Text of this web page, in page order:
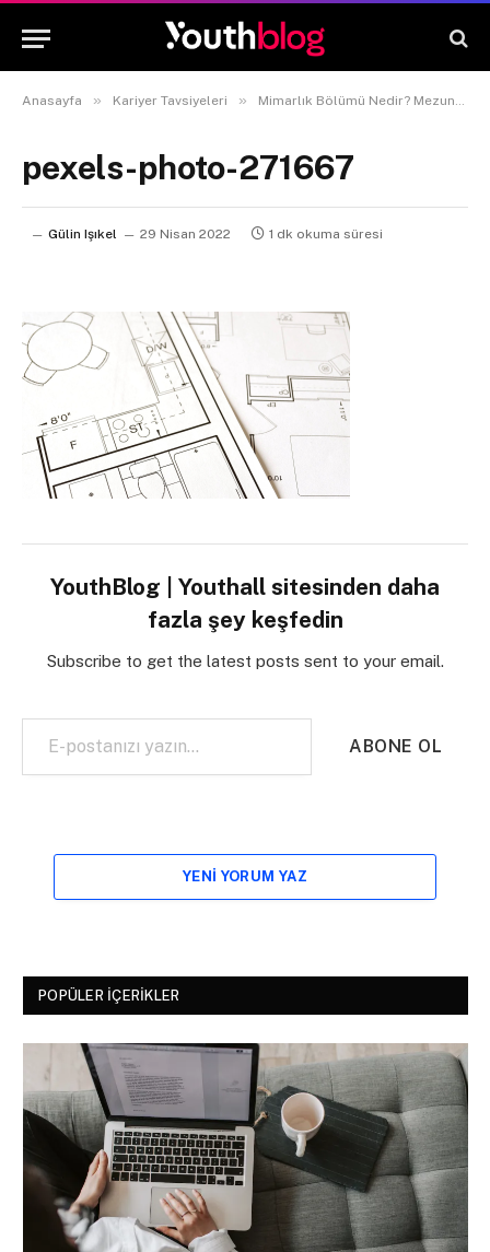
Anasayfa » Kariyer Tavsiyeleri » Mimarlık Bölümü Nedir? Mezunu Ne İş Yapar?
pexels-photo-271667
Gülin Işıkel 29 Nisan 2022 1 dk okuma süresi
YouthBlog | Youthall sitesinden daha
fazla şey keşfedin
Subscribe to get the latest posts sent to your email.
E-postanızı yazın…
ABONE OL
YENI YORUM YAZ
POPÜLER İÇERIKLER